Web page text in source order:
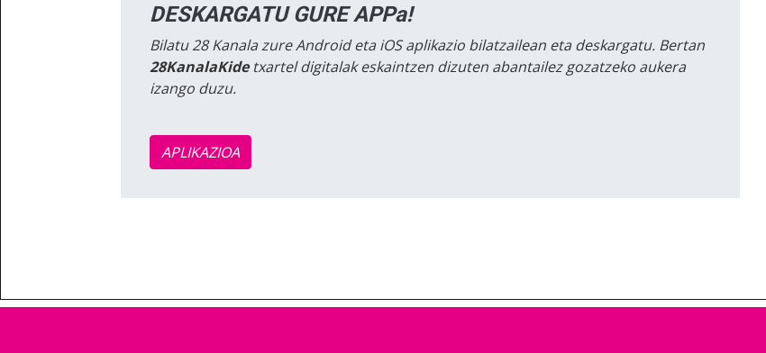
DESKARGATU GURE APPa!
Bilatu 28 Kanala zure Android eta iOS aplikazio bilatzailean eta deskargatu. Bertan
28KanalaKidetxartel digitalak eskaintzen dizuten abantailez gozatzeko aukera
izango duzu.
APLIKAZIOA